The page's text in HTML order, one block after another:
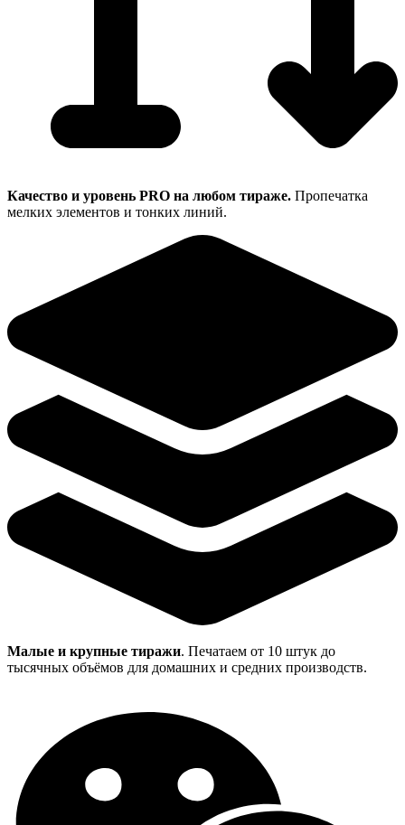
Качество и уровень PRO на любом тираже. Пропечатка
мелких элементов и тонких линий.
Малые и крупные тиражи. Печатаем от 10 штук до
тысячных объёмов для домашних и средних производств.